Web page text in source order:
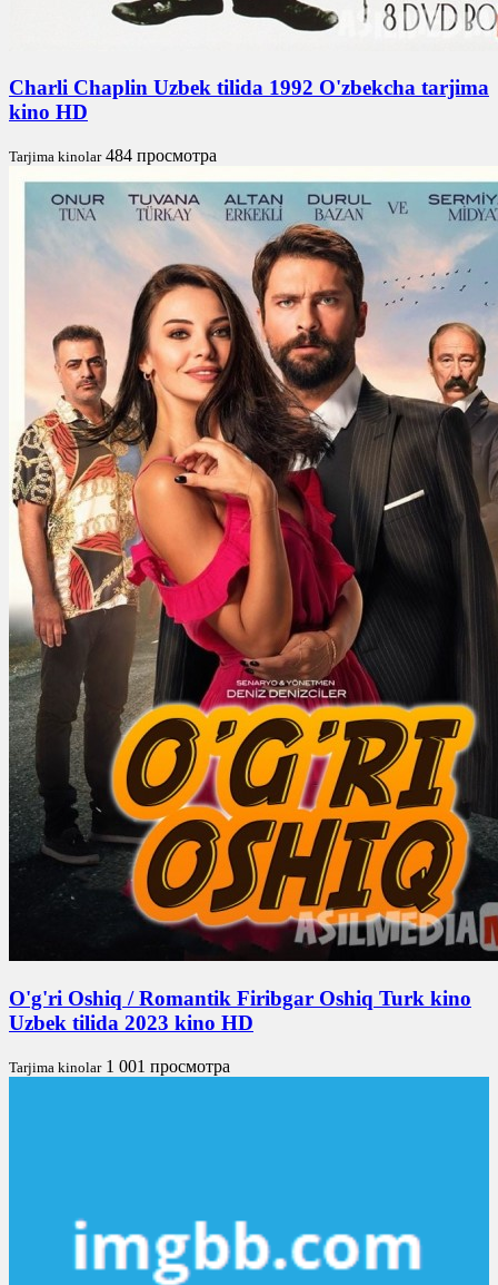
Charli Chaplin Uzbek tilida 1992 O'zbekcha tarjima
kino HD
Tarjima kinolar 484 просмотра
O'g'ri Oshiq / Romantik Firibgar Oshiq Turk kino
Uzbek tilida 2023 kino HD
Tarjima kinolar 1 001 просмотра